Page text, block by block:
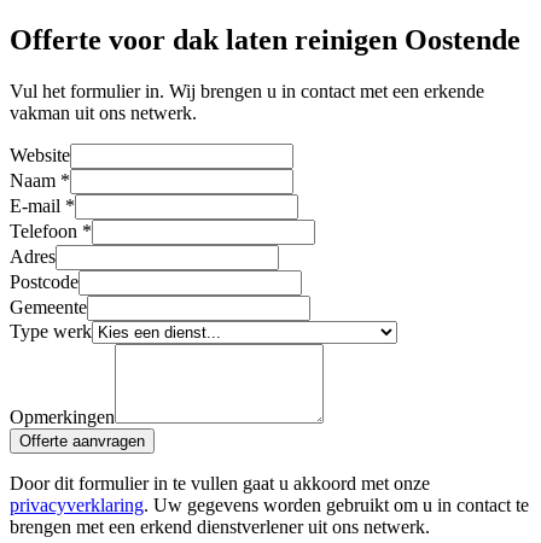
Offerte voor dak laten reinigen Oostende
Vul het formulier in. Wij brengen u in contact met een erkende
vakman uit ons netwerk.
Website
Naam *
E-mail *
Telefoon *
Adres
Postcode
Gemeente
Type werk
Opmerkingen
Offerte aanvragen
Door dit formulier in te vullen gaat u akkoord met onze
privacyverklaring. Uw gegevens worden gebruikt om u in contact te
brengen met een erkend dienstverlener uit ons netwerk.